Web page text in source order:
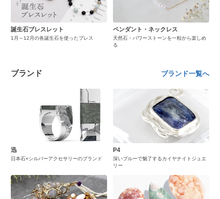
誕生石ブレスレット
1月～12月の各誕生石を使ったブレス
ペンダント・ネックレス
天然石・パワーストーンを一粒から楽しめ
る
ブランド ブランド一覧へ
迅
日本石×シルバーアクセサリーのブランド
P4
深いブルーで魅了するカイヤナイトジュエ
リー